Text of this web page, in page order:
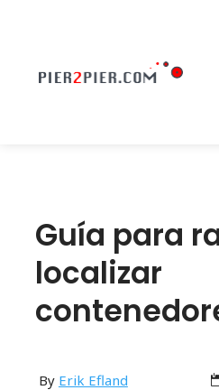
Guía para
localizar
By Erik Efland